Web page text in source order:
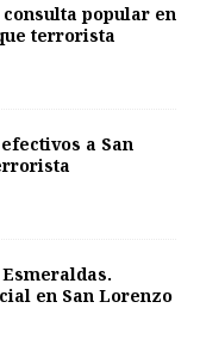
popular en
terrorista
a San
en San Lorenzo